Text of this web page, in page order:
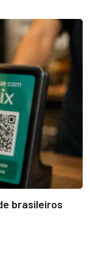
brasileiros